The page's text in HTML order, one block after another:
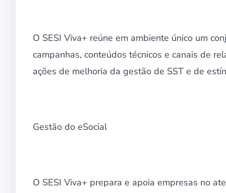
O SESI Viva+ reúne em ambiente único um
campanhas, conteúdos técnicos e canais de
ações de melhoria da gestão de SST e de
Gestão do eSocial
O SESI Viva+ prepara e apoia empresas no